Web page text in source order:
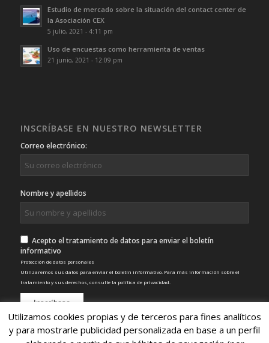
Estudio de mercado sobre la situación del contact center de
la Asociación CEX
5 julio, 2021 - 4:11 pm
Uso de encuestas como herramienta de ventas
21 junio, 2021 - 12:09 pm
INSCRÍBASE EN NUESTRO NEWSLETTER
Correo electrónico:
Nombre y apellidos
Acepto el tratamiento de datos para enviar el boletín
informativo
Protección de datos personales
Utilizaremos sus datos para enviar el boletín informativo. Para más información sobre el
tratamiento y sus derechos, consulte la política de privacidad
Utilizamos cookies propias y de terceros para fines analíticos
y para mostrarle publicidad personalizada en base a un perfil